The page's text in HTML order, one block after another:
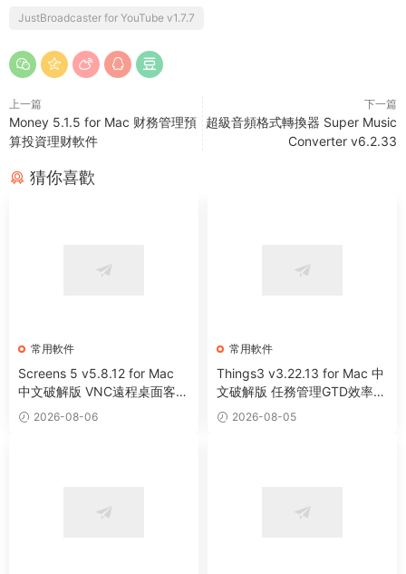
JustBroadcaster for YouTube v1.7.7
上一篇
Money 5.1.5 for Mac 财務管理預
算投資理财軟件
下一篇
超級音頻格式轉換器 Super Music
Converter v6.2.33
猜你喜歡
常用軟件
Screens 5 v5.8.12 for Mac
中文破解版 VNC遠程桌面客戶
端應用程序
2026-08-06
常用軟件
Things3 v3.22.13 for Mac 中
文破解版 任務管理GTD效率工
具 2026-08-05